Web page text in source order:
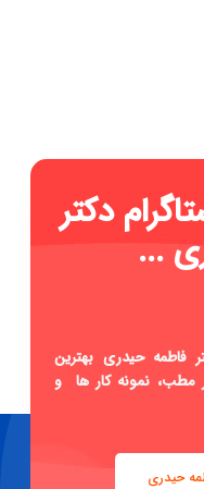
دکتر
...
فاطمه حیدری بهترین
مطب، نمونه کار ها و
حیدری